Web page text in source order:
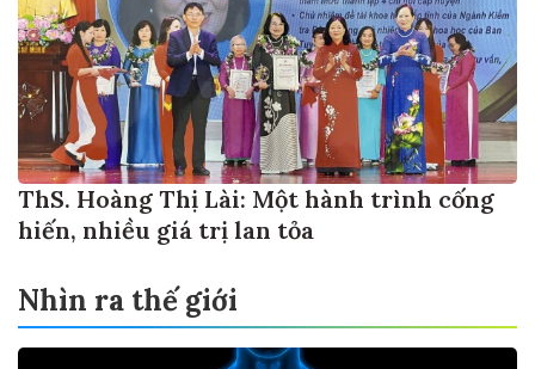
ThS. Hoàng Thị Lài: Một hành trình cống
hiến, nhiều giá trị lan tỏa
Nhìn ra thế giới